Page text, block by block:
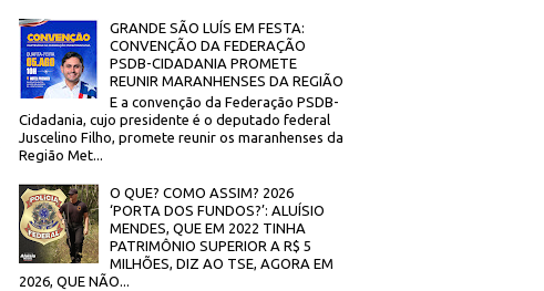
GRANDE SÃO LUÍS EM FESTA:
CONVENÇÃO DA FEDERAÇÃO
PSDB-CIDADANIA PROMETE
REUNIR MARANHENSES DA REGIÃO
E a convenção da Federação PSDB-
Cidadania, cujo presidente é o deputado federal
Juscelino Filho, promete reunir os maranhenses da
Região Met...
O QUE? COMO ASSIM? 2026
‘PORTA DOS FUNDOS?’: ALUÍSIO
MENDES, QUE EM 2022 TINHA
PATRIMÔNIO SUPERIOR A R$ 5
MILHÕES, DIZ AO TSE, AGORA EM
2026, QUE NÃO...